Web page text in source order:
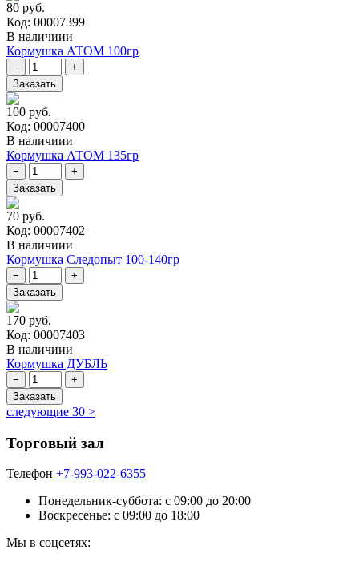
80 руб.
Код: 00007399
В наличиии
Кормушка АТОМ 100гр
100 руб.
Код: 00007400
В наличиии
Кормушка АТОМ 135гр
70 руб.
Код: 00007402
В наличиии
Кормушка Следопыт 100-140гр
170 руб.
Код: 00007403
В наличиии
Кормушка ДУБЛЬ
следующие 30 >
Торговый зал
Телефон +7-993-022-6355
Понедельник-суббота: c 09:00 до 20:00
Воскресенье: с 09:00 до 18:00
Мы в соцсетях: